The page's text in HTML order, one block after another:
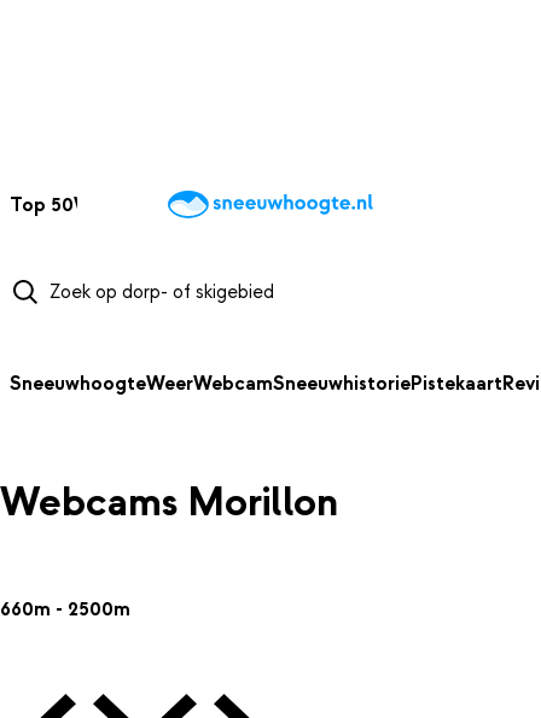
Top 50Webcams WintersportweerKaarten
SneeuwhoogteWeerWebcamSneeuwhistoriePistekaart
Webcams Morillon
660m - 2500m
Vorige Webcam
Volgende Webcam
Vorige Webcam
Volgende Webcam